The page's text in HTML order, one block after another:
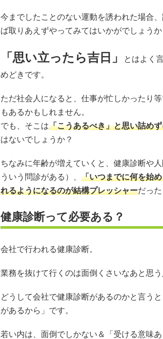
今までしたことのない運動を誘われた場合
ば取りあえずやってみてはいかがでしょうか
「思い立ったら吉日」
とはよく
めどきです。
ただ社会人になると、仕事が忙しかったり
もあるかもしれません。
でも、そこは「こうあるべき」と思い詰め
はないでしょうか？
ちなみに年齢が増えていくと、健康診断や
ういう問診がある）、 「いつまでに何を始
れるようになるのが結構プレッシャーだった
健康診断って必要ある？
会社で行われる健康診断。
業務を抜けて行くのは面倒くさいなあと思う
どうして会社で健康診断があるのかと言う
があるから」です。
若い内は、面倒でしかない＆「受ける意味